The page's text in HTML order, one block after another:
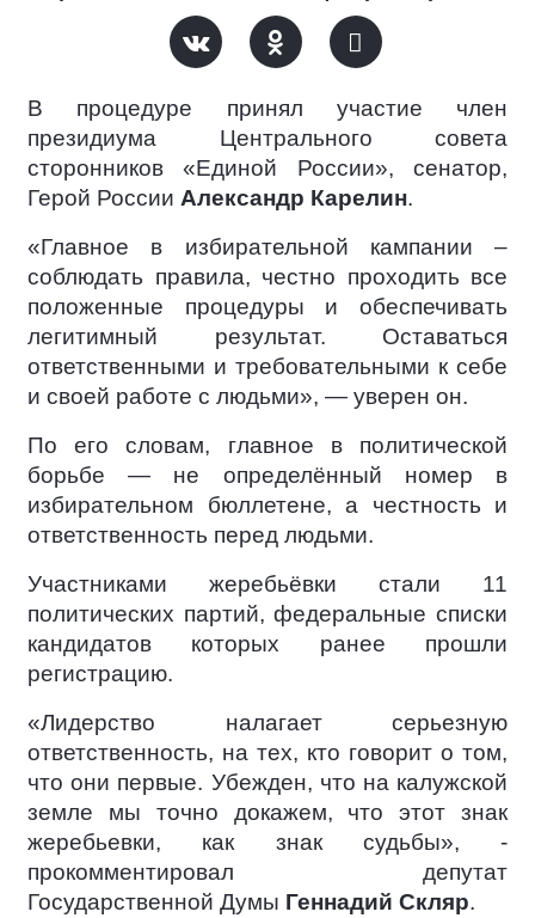
В процедуре принял участие член
президиума Центрального совета
сторонников «Единой России», сенатор,
Герой России Александр Карелин.
«Главное в избирательной кампании –
соблюдать правила, честно проходить все
положенные процедуры и обеспечивать
легитимный результат. Оставаться
ответственными и требовательными к себе
и своей работе с людьми», — уверен он.
По его словам, главное в политической
борьбе — не определённый номер в
избирательном бюллетене, а честность и
ответственность перед людьми.
Участниками жеребьёвки стали 11
политических партий, федеральные списки
кандидатов которых ранее прошли
регистрацию.
«Лидерство налагает серьезную
ответственность, на тех, кто говорит о том,
что они первые. Убежден, что на калужской
земле мы точно докажем, что этот знак
жеребьевки, как знак судьбы», -
прокомментировал депутат
Государственной Думы Геннадий Скляр.